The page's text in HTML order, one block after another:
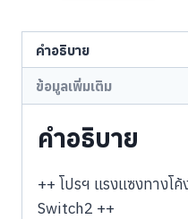
คำอธิบาย
ข้อมูลเพิ่มเติม
คำอธิบาย
++ โปรฯ แรงแซงทางโ
Switch2 ++